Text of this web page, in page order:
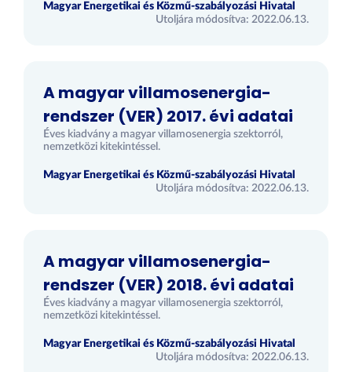
Magyar Energetikai és Közmű-szabályozási Hivatal
Utoljára módosítva: 2022.06.13.
A magyar villamosenergia-
rendszer (VER) 2017. évi adatai
Éves kiadvány a magyar villamosenergia szektorról,
nemzetközi kitekintéssel.
Magyar Energetikai és Közmű-szabályozási Hivatal
Utoljára módosítva: 2022.06.13.
A magyar villamosenergia-
rendszer (VER) 2018. évi adatai
Éves kiadvány a magyar villamosenergia szektorról,
nemzetközi kitekintéssel.
Magyar Energetikai és Közmű-szabályozási Hivatal
Utoljára módosítva: 2022.06.13.